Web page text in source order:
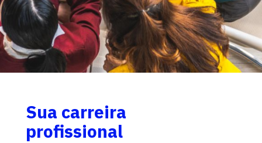
Sua carreira
profissional